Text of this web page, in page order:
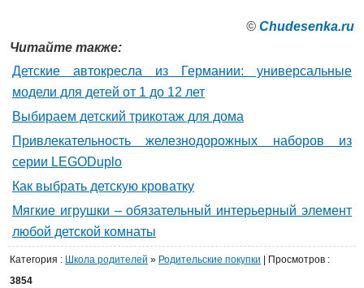
© Сhudesenka.ru
Читайте также:
Детские автокресла из Германии: универсальные
модели для детей от 1 до 12 лет
Выбираем детский трикотаж для дома
Привлекательность железнодорожных наборов из
серии LEGODuplo
Как выбрать детскую кроватку
Мягкие игрушки – обязательный интерьерный элемент
любой детской комнаты
Категория : Школа родителей » Родительские покупки Просмотров :
3854